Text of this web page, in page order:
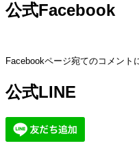
公式Facebook
Facebookページ宛てのコメント
公式LINE